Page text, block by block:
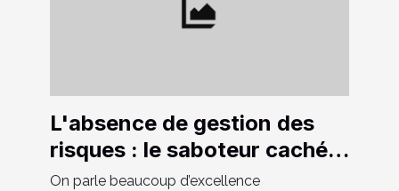
L'absence de gestion des
risques : le saboteur caché
de l'amélioration continue
On parle beaucoup d’excellence